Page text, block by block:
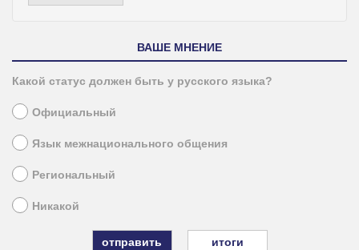
ВАШЕ МНЕНИЕ
Какой статус должен быть у русского языка?
Официальный
Язык межнационального общения
Региональный
Никакой
итоги